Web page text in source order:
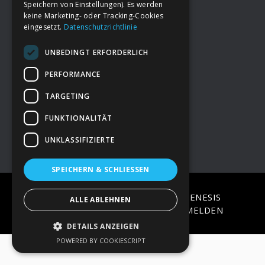
FooterDeine Spende
→ Impressum
→Kontakt zum PAO Team
COPYRIGHT © 2026 · ON
GENESIS
FRAMEWORK·WORDPRESS·ANMELDEN
Speichern von Einstellungen). Es werden
keine Marketing- oder Tracking-Cookies
eingesetzt. Datenschutzrichtlinie
UNBEDINGT ERFORDERLICH
PERFORMANCE
TARGETING
FUNKTIONALITÄT
UNKLASSIFIZIERTE
SPEICHERN & SCHLIESSEN
ALLE ABLEHNEN
DETAILS ANZEIGEN
POWERED BY COOKIESCRIPT